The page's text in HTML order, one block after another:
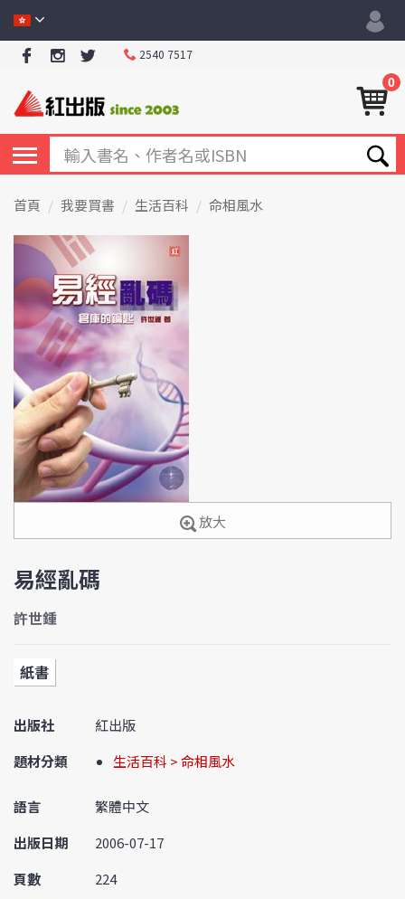
2540 7517
0
首頁 我要買書 生活百科 命相風水
放大
易經亂碼
許世鍾
紙書
出版社
紅出版
題材分類
生活百科 > 命相風水
語言
繁體中文
出版日期
2006-07-17
頁數
224